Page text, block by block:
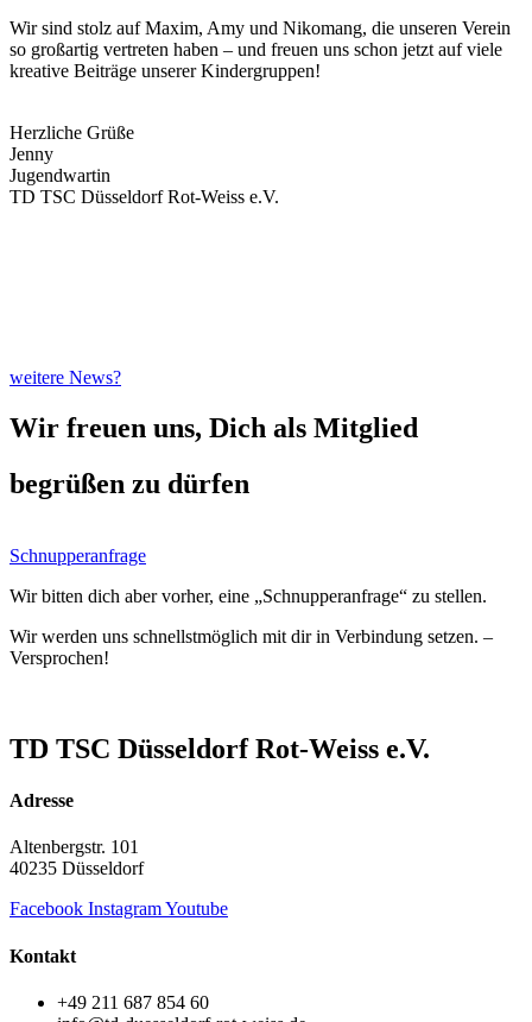
Wir sind stolz auf Maxim, Amy und Nikomang, die unseren Verein
so großartig vertreten haben – und freuen uns schon jetzt auf viele
kreative Beiträge unserer Kindergruppen!
Herzliche Grüße
Jenny
Jugendwartin
TD TSC Düsseldorf Rot-Weiss e.V.
weitere News?
Wir freuen uns, Dich als Mitglied
begrüßen zu dürfen
Schnupperanfrage
Wir bitten dich aber vorher, eine „Schnupperanfrage“ zu stellen.
Wir werden uns schnellstmöglich mit dir in Verbindung setzen. –
Versprochen!
TD TSC Düsseldorf Rot-Weiss e.V.
Adresse
Altenbergstr. 101
40235 Düsseldorf
Facebook InstagramYoutube
Kontakt
+49 211 687 854 60